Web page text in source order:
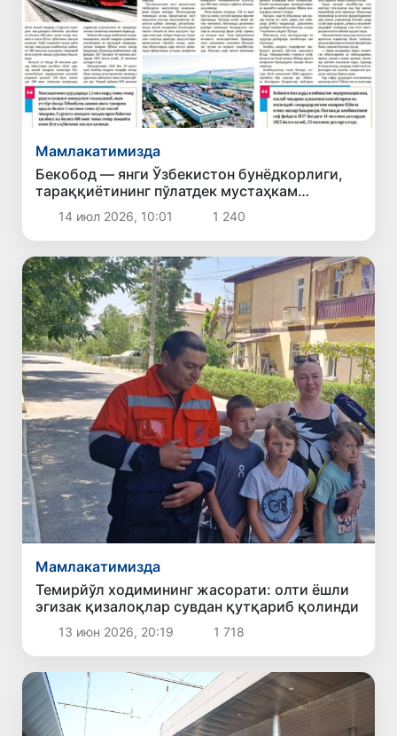
Мамлакатимизда
Бекобод — янги Ўзбекистон бунёдкорлиги,
тараққиётининг пўлатдек мустаҳкам
пойдевори
14 июл 2026, 10:01 1 240
Мамлакатимизда
Темирйўл ходимининг жасорати: олти ёшли
эгизак қизалоқлар сувдан қутқариб қолинди
13 июн 2026, 20:19 1 718